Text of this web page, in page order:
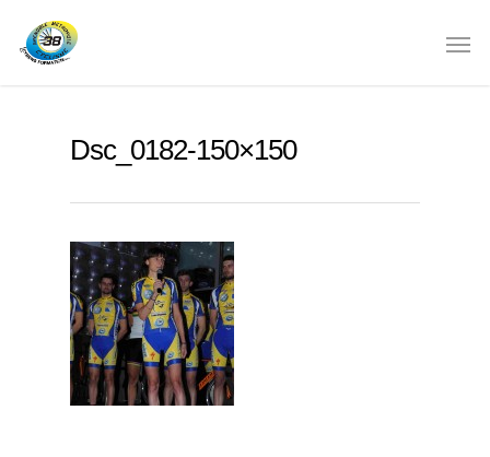
Dsc_0182-150×150